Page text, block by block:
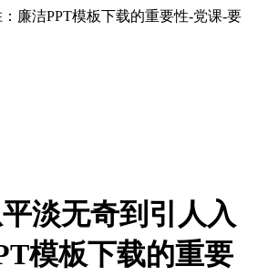
廉洁PPT模板下载的重要性-党课-要
平淡无奇到引人入
模板下载的重要